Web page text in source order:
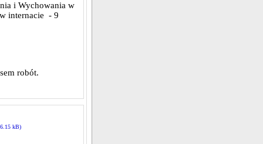
i Wychowania w
internacie - 9
robót.
kB)